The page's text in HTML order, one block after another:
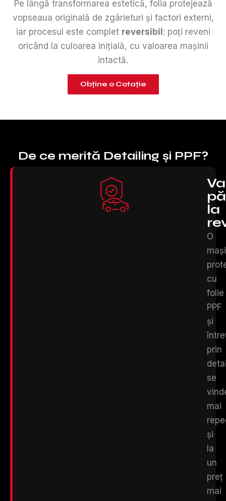
Pe lângă transformarea estetică, folia protejează
vopseaua originală de zgârieturi și factori externi,
iar procesul este complet reversibil: poți reveni
oricând la culoarea inițială, cu valoarea mașinii
intactă.
Obține o Cotație
De ce merită Detailing și PPF?
la
O
cu
folie
PPF
și
prin
se
mai
și
la
un
preț
mai